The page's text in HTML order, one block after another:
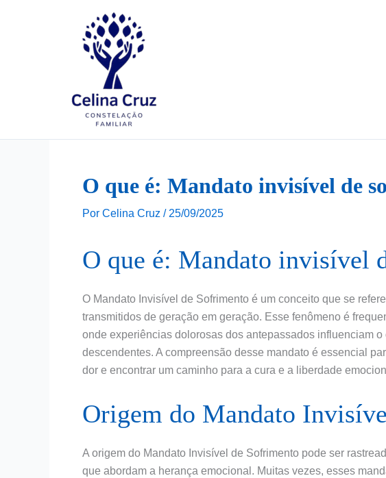
O que é: Mandato invisível de
Por Celina Cruz / 25/09/2025
O que é: Mandato invisível
O Mandato Invisível de Sofrimento é um conceito que se
transmitidos de geração em geração. Esse fenômeno é
onde experiências dolorosas dos antepassados influenciam
descendentes. A compreensão desse mandato é essencial
dor e encontrar um caminho para a cura e a liberdade
Origem do Mandato
A origem do Mandato Invisível de Sofrimento pode ser
que abordam a herança emocional. Muitas vezes, esses